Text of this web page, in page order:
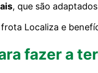
, que são
Localiza e
fazer a